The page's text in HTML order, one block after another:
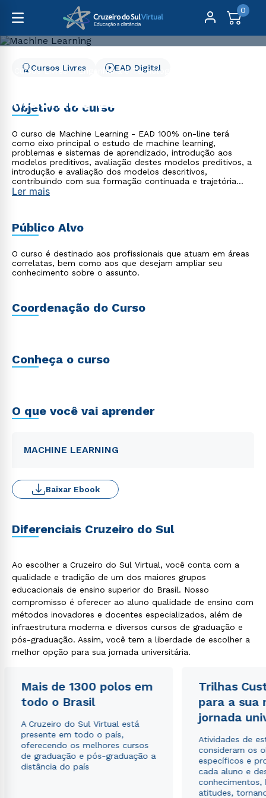
0
Cursos Livres
Engenharia e Tecnologia
Machine Learning
Cursos Livres EAD Digital
Objetivo do curso
O curso de Machine Learning - EAD 100% on-line terá
como eixo principal o estudo de machine learning,
problemas e sistemas de aprendizado, introdução aos
modelos preditivos, avaliação destes modelos preditivos, a
introdução e avaliação dos modelos descritivos,
contribuindo com sua formação continuada e trajetória
profissional.
Ler mais
Público Alvo
O curso é destinado aos profissionais que atuam em áreas
correlatas, bem como aos que desejam ampliar seu
conhecimento sobre o assunto.
Coordenação do Curso
Conheça o curso
O que você vai aprender
MACHINE LEARNING
Baixar Ebook
Diferenciais Cruzeiro do Sul
Ao escolher a Cruzeiro do Sul Virtual, você conta com a
qualidade e tradição de um dos maiores grupos
educacionais de ensino superior do Brasil. Nosso
compromisso é oferecer ao aluno qualidade de ensino com
métodos inovadores e docentes especializados, além de
infraestrutura moderna e diversos cursos de graduação e
pós-graduação. Assim, você tem a liberdade de escolher a
melhor opção para sua jornada universitária.
Mais de 1300 polos em
todo o Brasil
A Cruzeiro do Sul Virtual está
presente em todo o país,
oferecendo os melhores cursos
de graduação e pós-graduação a
distância do país
Trilhas
para a sua
jornada
Atividades de
consideram os
específicos e
cada aluno e
conhecimentos,
atitudes,